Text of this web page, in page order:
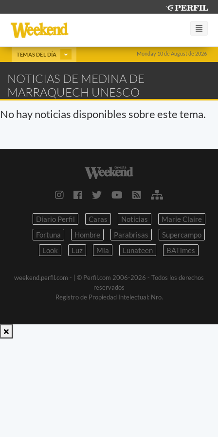
Monday 10 de August de 2026
TEMAS DEL DÍA
NOTICIAS DE MEDINA DE
MARRAQUECH UNESCO
No hay noticias disponibles sobre este tema.
Diario Perfil Caras Noticias
Marie Claire
Fortuna
Hombre Parabrisas
Supercampo
Look
Luz Mia Lunateen BATimes
weekend.perfil.com -
| © Perfil.com 2006-2026 - Todos los derechos
reservados
Registro de Propiedad Intelectual: Nro.